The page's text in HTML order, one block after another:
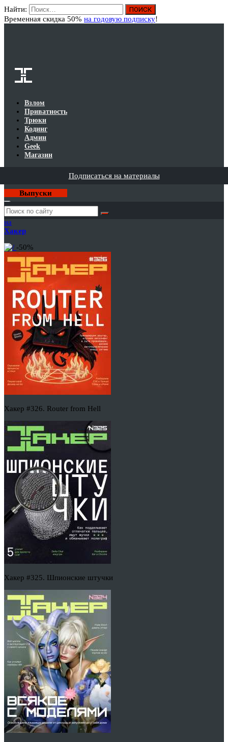
Найти:
Временная скидка 50% на годовую подписку!
Взлом
Приватность
Трюки
Кодинг
Админ
Geek
Магазин
Подписаться на материалы
Выпуски
Годовая
подписка
на
Хакер
-50%
Хакер #326. Router from Hell
Хакер #325. Шпионские штучки